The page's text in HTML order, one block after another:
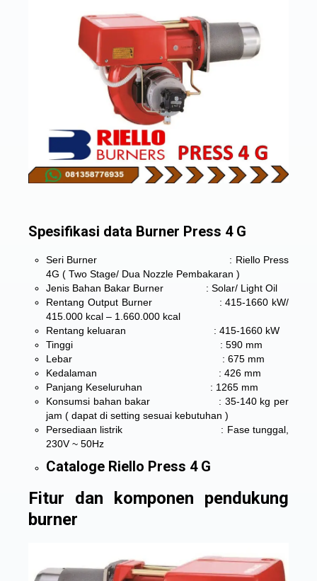
Spesifikasi data Burner Press 4 G
Seri Burner : Riello Press
4G ( Two Stage/ Dua Nozzle Pembakaran )
Jenis Bahan Bakar Burner : Solar/ Light Oil
Rentang Output Burner : 415-1660 kW/
415.000 kcal – 1.660.000 kcal
Rentang keluaran : 415-1660 kW
Tinggi : 590 mm
Lebar : 675 mm
Kedalaman : 426 mm
Panjang Keseluruhan : 1265 mm
Konsumsi bahan bakar : 35-140 kg per
jam ( dapat di setting sesuai kebutuhan )
Persediaan listrik : Fase tunggal,
230V ~ 50Hz
Cataloge Riello Press 4 G
Fitur dan komponen pendukung
burner